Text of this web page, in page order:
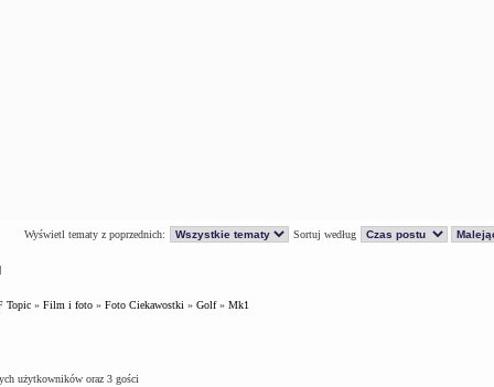
Wyświetl tematy z poprzednich: Sortuj według
Topic» Film i foto» Foto Ciekawostki » Golf» Mk1
użytkowników oraz 3 gości